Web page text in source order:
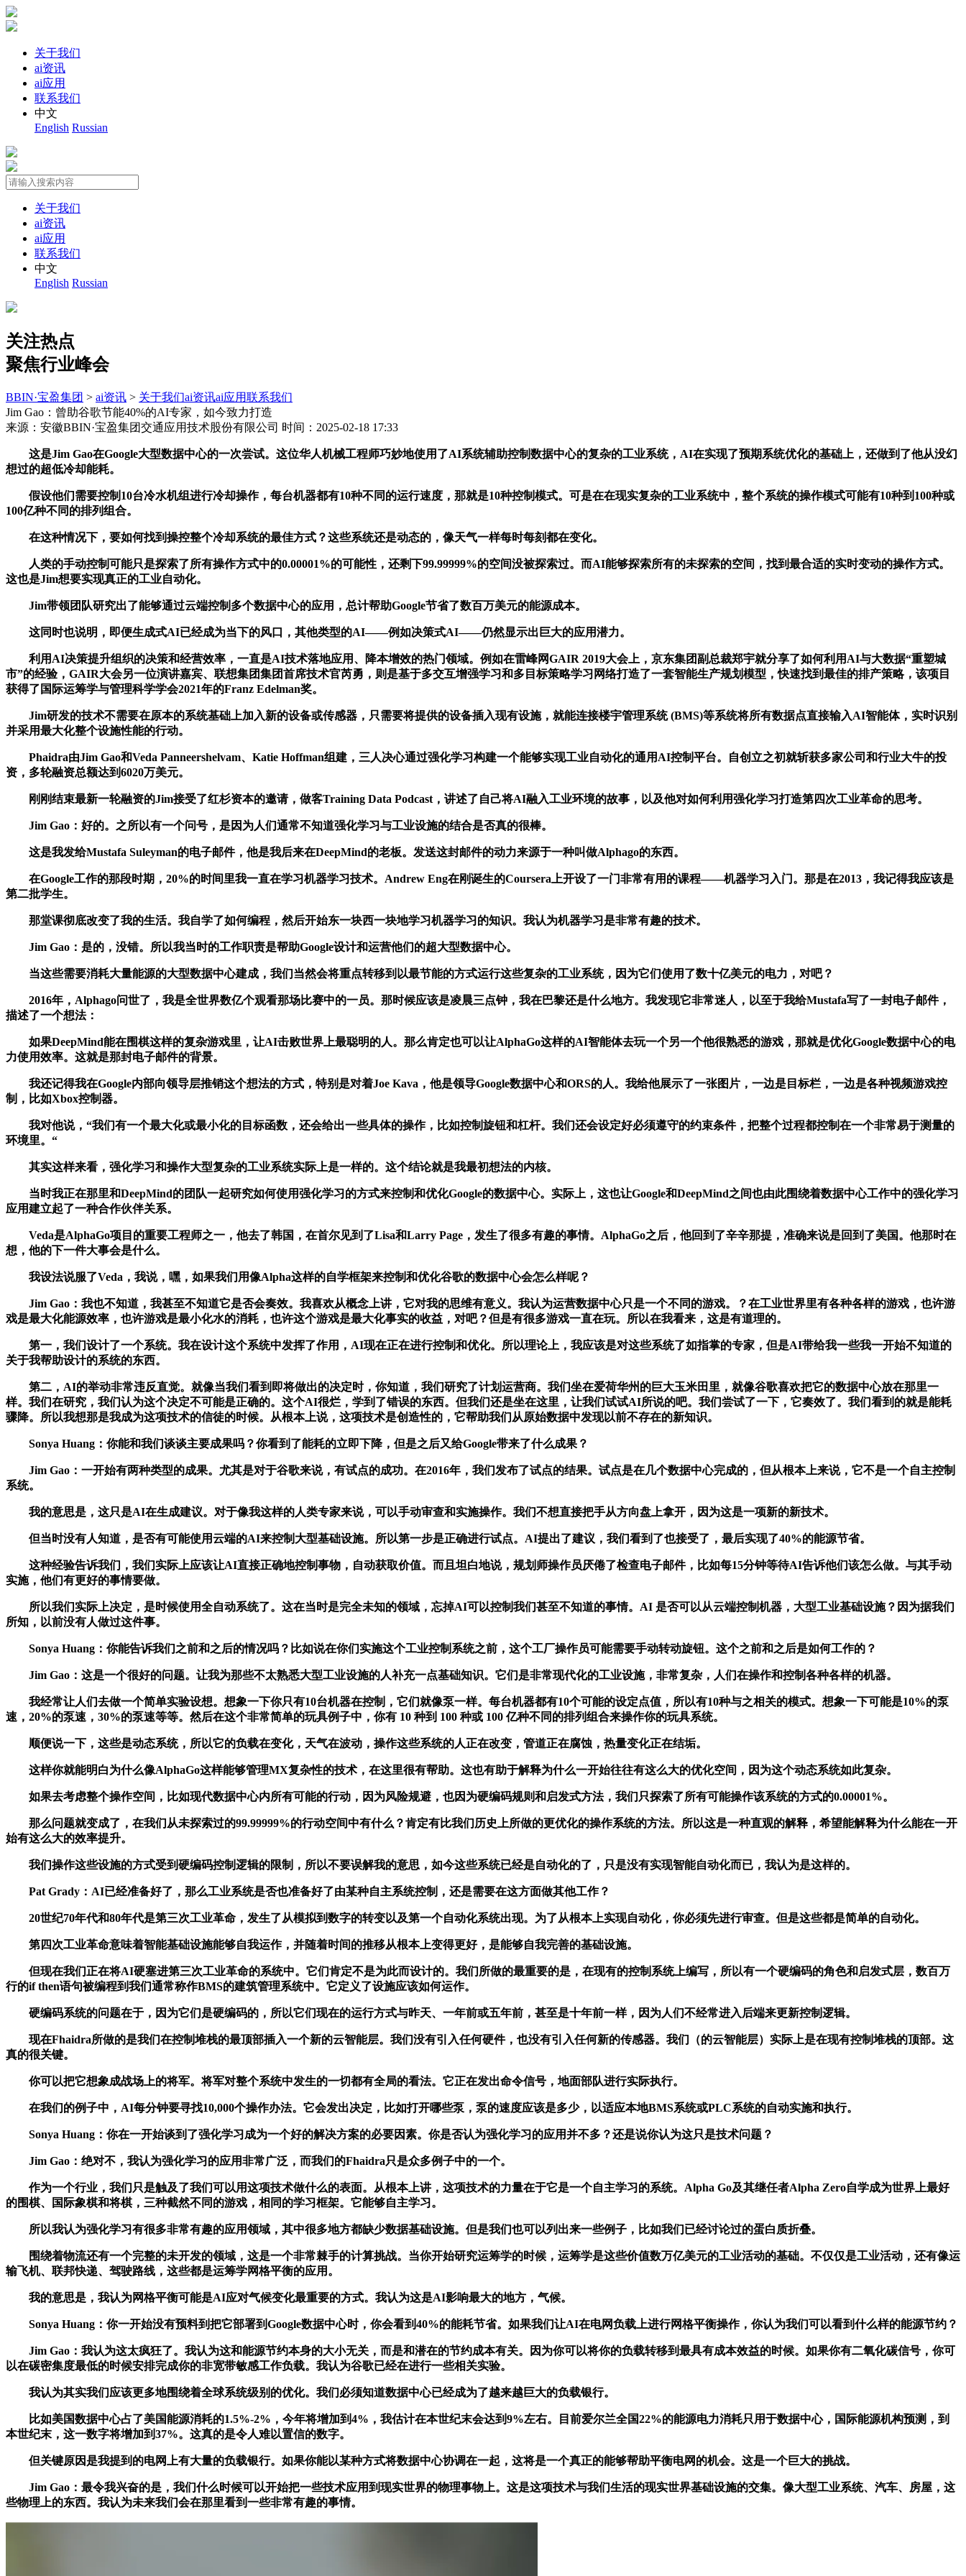
关于我们
ai资讯
ai应用
联系我们
中文
English Russian
关于我们
ai资讯
ai应用
联系我们
中文
English Russian
关注热点
聚焦行业峰会
BBIN·宝盈集团 > ai资讯 > 关于我们ai资讯ai应用联系我们
Jim Gao：曾助谷歌节能40%的AI专家，如今致力打造
来源：安徽BBIN·宝盈集团交通应用技术股份有限公司 时间：2025-02-18 17:33
这是Jim Gao在Google大型数据中心的一次尝试。这位华人机械工程师巧妙地使用了AI系统辅助控制数据中心的复杂的工业系统，AI在实现了预期系统优化的基础上，还做到了他从没幻
想过的超低冷却能耗。
假设他们需要控制10台冷水机组进行冷却操作，每台机器都有10种不同的运行速度，那就是10种控制模式。可是在在现实复杂的工业系统中，整个系统的操作模式可能有10种到100种或
100亿种不同的排列组合。
在这种情况下，要如何找到操控整个冷却系统的最佳方式？这些系统还是动态的，像天气一样每时每刻都在变化。
人类的手动控制可能只是探索了所有操作方式中的0.00001%的可能性，还剩下99.99999%的空间没被探索过。而AI能够探索所有的未探索的空间，找到最合适的实时变动的操作方式。
这也是Jim想要实现真正的工业自动化。
Jim带领团队研究出了能够通过云端控制多个数据中心的应用，总计帮助Google节省了数百万美元的能源成本。
这同时也说明，即便生成式AI已经成为当下的风口，其他类型的AI——例如决策式AI——仍然显示出巨大的应用潜力。
利用AI决策提升组织的决策和经营效率，一直是AI技术落地应用、降本增效的热门领域。例如在雷峰网GAIR 2019大会上，京东集团副总裁郑宇就分享了如何利用AI与大数据“重塑城
市”的经验，GAIR大会另一位演讲嘉宾、联想集团集团首席技术官芮勇，则是基于多交互增强学习和多目标策略学习网络打造了一套智能生产规划模型，快速找到最佳的排产策略，该项目
获得了国际运筹学与管理科学学会2021年的Franz Edelman奖。
Jim研发的技术不需要在原本的系统基础上加入新的设备或传感器，只需要将提供的设备插入现有设施，就能连接楼宇管理系统 (BMS)等系统将所有数据点直接输入AI智能体，实时识别
并采用最大化整个设施性能的行动。
Phaidra由Jim Gao和Veda Panneershelvam、Katie Hoffman组建，三人决心通过强化学习构建一个能够实现工业自动化的通用AI控制平台。自创立之初就斩获多家公司和行业大牛的投
资，多轮融资总额达到6020万美元。
刚刚结束最新一轮融资的Jim接受了红杉资本的邀请，做客Training Data Podcast，讲述了自己将AI融入工业环境的故事，以及他对如何利用强化学习打造第四次工业革命的思考。
Jim Gao：好的。之所以有一个问号，是因为人们通常不知道强化学习与工业设施的结合是否真的很棒。
这是我发给Mustafa Suleyman的电子邮件，他是我后来在DeepMind的老板。发送这封邮件的动力来源于一种叫做Alphago的东西。
在Google工作的那段时期，20%的时间里我一直在学习机器学习技术。Andrew Eng在刚诞生的Coursera上开设了一门非常有用的课程——机器学习入门。那是在2013，我记得我应该是
第二批学生。
那堂课彻底改变了我的生活。我自学了如何编程，然后开始东一块西一块地学习机器学习的知识。我认为机器学习是非常有趣的技术。
Jim Gao：是的，没错。所以我当时的工作职责是帮助Google设计和运营他们的超大型数据中心。
当这些需要消耗大量能源的大型数据中心建成，我们当然会将重点转移到以最节能的方式运行这些复杂的工业系统，因为它们使用了数十亿美元的电力，对吧？
2016年，Alphago问世了，我是全世界数亿个观看那场比赛中的一员。那时候应该是凌晨三点钟，我在巴黎还是什么地方。我发现它非常迷人，以至于我给Mustafa写了一封电子邮件，
描述了一个想法：
如果DeepMind能在围棋这样的复杂游戏里，让AI击败世界上最聪明的人。那么肯定也可以让AlphaGo这样的AI智能体去玩一个另一个他很熟悉的游戏，那就是优化Google数据中心的电
力使用效率。这就是那封电子邮件的背景。
我还记得我在Google内部向领导层推销这个想法的方式，特别是对着Joe Kava，他是领导Google数据中心和ORS的人。我给他展示了一张图片，一边是目标栏，一边是各种视频游戏控
制，比如Xbox控制器。
我对他说，“我们有一个最大化或最小化的目标函数，还会给出一些具体的操作，比如控制旋钮和杠杆。我们还会设定好必须遵守的约束条件，把整个过程都控制在一个非常易于测量的
环境里。“
其实这样来看，强化学习和操作大型复杂的工业系统实际上是一样的。这个结论就是我最初想法的内核。
当时我正在那里和DeepMind的团队一起研究如何使用强化学习的方式来控制和优化Google的数据中心。实际上，这也让Google和DeepMind之间也由此围绕着数据中心工作中的强化学习
应用建立起了一种合作伙伴关系。
Veda是AlphaGo项目的重要工程师之一，他去了韩国，在首尔见到了Lisa和Larry Page，发生了很多有趣的事情。AlphaGo之后，他回到了辛辛那提，准确来说是回到了美国。他那时在
想，他的下一件大事会是什么。
我设法说服了Veda，我说，嘿，如果我们用像Alpha这样的自学框架来控制和优化谷歌的数据中心会怎么样呢？
Jim Gao：我也不知道，我甚至不知道它是否会奏效。我喜欢从概念上讲，它对我的思维有意义。我认为运营数据中心只是一个不同的游戏。？在工业世界里有各种各样的游戏，也许游
戏是最大化能源效率，也许游戏是最小化水的消耗，也许这个游戏是最大化事实的收益，对吧？但是有很多游戏一直在玩。所以在我看来，这是有道理的。
第一，我们设计了一个系统。我在设计这个系统中发挥了作用，AI现在正在进行控制和优化。所以理论上，我应该是对这些系统了如指掌的专家，但是AI带给我一些我一开始不知道的
关于我帮助设计的系统的东西。
第二，AI的举动非常违反直觉。就像当我们看到即将做出的决定时，你知道，我们研究了计划运营商。我们坐在爱荷华州的巨大玉米田里，就像谷歌喜欢把它的数据中心放在那里一
样。我们在研究，我们认为这个决定不可能是正确的。这个AI很烂，学到了错误的东西。但我们还是坐在这里，让我们试试AI所说的吧。我们尝试了一下，它奏效了。我们看到的就是能耗
骤降。所以我想那是我成为这项技术的信徒的时候。从根本上说，这项技术是创造性的，它帮助我们从原始数据中发现以前不存在的新知识。
Sonya Huang：你能和我们谈谈主要成果吗？你看到了能耗的立即下降，但是之后又给Google带来了什么成果？
Jim Gao：一开始有两种类型的成果。尤其是对于谷歌来说，有试点的成功。在2016年，我们发布了试点的结果。试点是在几个数据中心完成的，但从根本上来说，它不是一个自主控制
系统。
我的意思是，这只是AI在生成建议。对于像我这样的人类专家来说，可以手动审查和实施操作。我们不想直接把手从方向盘上拿开，因为这是一项新的新技术。
但当时没有人知道，是否有可能使用云端的AI来控制大型基础设施。所以第一步是正确进行试点。AI提出了建议，我们看到了也接受了，最后实现了40%的能源节省。
这种经验告诉我们，我们实际上应该让AI直接正确地控制事物，自动获取价值。而且坦白地说，规划师操作员厌倦了检查电子邮件，比如每15分钟等待AI告诉他们该怎么做。与其手动
实施，他们有更好的事情要做。
所以我们实际上决定，是时候使用全自动系统了。这在当时是完全未知的领域，忘掉AI可以控制我们甚至不知道的事情。AI 是否可以从云端控制机器，大型工业基础设施？因为据我们
所知，以前没有人做过这件事。
Sonya Huang：你能告诉我们之前和之后的情况吗？比如说在你们实施这个工业控制系统之前，这个工厂操作员可能需要手动转动旋钮。这个之前和之后是如何工作的？
Jim Gao：这是一个很好的问题。让我为那些不太熟悉大型工业设施的人补充一点基础知识。它们是非常现代化的工业设施，非常复杂，人们在操作和控制各种各样的机器。
我经常让人们去做一个简单实验设想。想象一下你只有10台机器在控制，它们就像泵一样。每台机器都有10个可能的设定点值，所以有10种与之相关的模式。想象一下可能是10%的泵
速，20%的泵速，30%的泵速等等。然后在这个非常简单的玩具例子中，你有 10 种到 100 种或 100 亿种不同的排列组合来操作你的玩具系统。
顺便说一下，这些是动态系统，所以它的负载在变化，天气在波动，操作这些系统的人正在改变，管道正在腐蚀，热量变化正在结垢。
这样你就能明白为什么像AlphaGo这样能够管理MX复杂性的技术，在这里很有帮助。这也有助于解释为什么一开始往往有这么大的优化空间，因为这个动态系统如此复杂。
如果去考虑整个操作空间，比如现代数据中心内所有可能的行动，因为风险规避，也因为硬编码规则和启发式方法，我们只探索了所有可能操作该系统的方式的0.00001%。
那么问题就变成了，在我们从未探索过的99.99999%的行动空间中有什么？肯定有比我们历史上所做的更优化的操作系统的方法。所以这是一种直观的解释，希望能解释为什么能在一开
始有这么大的效率提升。
我们操作这些设施的方式受到硬编码控制逻辑的限制，所以不要误解我的意思，如今这些系统已经是自动化的了，只是没有实现智能自动化而已，我认为是这样的。
Pat Grady：AI已经准备好了，那么工业系统是否也准备好了由某种自主系统控制，还是需要在这方面做其他工作？
20世纪70年代和80年代是第三次工业革命，发生了从模拟到数字的转变以及第一个自动化系统出现。为了从根本上实现自动化，你必须先进行审查。但是这些都是简单的自动化。
第四次工业革命意味着智能基础设施能够自我运作，并随着时间的推移从根本上变得更好，是能够自我完善的基础设施。
但现在我们正在将AI硬塞进第三次工业革命的系统中。它们肯定不是为此而设计的。我们所做的最重要的是，在现有的控制系统上编写，所以有一个硬编码的角色和启发式层，数百万
行的if then语句被编程到我们通常称作BMS的建筑管理系统中。它定义了设施应该如何运作。
硬编码系统的问题在于，因为它们是硬编码的，所以它们现在的运行方式与昨天、一年前或五年前，甚至是十年前一样，因为人们不经常进入后端来更新控制逻辑。
现在Fhaidra所做的是我们在控制堆栈的最顶部插入一个新的云智能层。我们没有引入任何硬件，也没有引入任何新的传感器。我们（的云智能层）实际上是在现有控制堆栈的顶部。这
真的很关键。
你可以把它想象成战场上的将军。将军对整个系统中发生的一切都有全局的看法。它正在发出命令信号，地面部队进行实际执行。
在我们的例子中，AI每分钟要寻找10,000个操作办法。它会发出决定，比如打开哪些泵，泵的速度应该是多少，以适应本地BMS系统或PLC系统的自动实施和执行。
Sonya Huang：你在一开始谈到了强化学习成为一个好的解决方案的必要因素。你是否认为强化学习的应用并不多？还是说你认为这只是技术问题？
Jim Gao：绝对不，我认为强化学习的应用非常广泛，而我们的Fhaidra只是众多例子中的一个。
作为一个行业，我们只是触及了我们可以用这项技术做什么的表面。从根本上讲，这项技术的力量在于它是一个自主学习的系统。Alpha Go及其继任者Alpha Zero自学成为世界上最好
的围棋、国际象棋和将棋，三种截然不同的游戏，相同的学习框架。它能够自主学习。
所以我认为强化学习有很多非常有趣的应用领域，其中很多地方都缺少数据基础设施。但是我们也可以列出来一些例子，比如我们已经讨论过的蛋白质折叠。
围绕着物流还有一个完整的未开发的领域，这是一个非常棘手的计算挑战。当你开始研究运筹学的时候，运筹学是这些价值数万亿美元的工业活动的基础。不仅仅是工业活动，还有像运
输飞机、联邦快递、驾驶路线，这些都是运筹学网格平衡的应用。
我的意思是，我认为网格平衡可能是AI应对气候变化最重要的方式。我认为这是AI影响最大的地方，气候。
Sonya Huang：你一开始没有预料到把它部署到Google数据中心时，你会看到40%的能耗节省。如果我们让AI在电网负载上进行网格平衡操作，你认为我们可以看到什么样的能源节约？
Jim Gao：我认为这太疯狂了。我认为这和能源节约本身的大小无关，而是和潜在的节约成本有关。因为你可以将你的负载转移到最具有成本效益的时候。如果你有二氧化碳信号，你可
以在碳密集度最低的时候安排完成你的非宽带敏感工作负载。我认为谷歌已经在进行一些相关实验。
我认为其实我们应该更多地围绕着全球系统级别的优化。我们必须知道数据中心已经成为了越来越巨大的负载银行。
比如美国数据中心占了美国能源消耗的1.5%-2%，今年将增加到4%，我估计在本世纪末会达到9%左右。目前爱尔兰全国22%的能源电力消耗只用于数据中心，国际能源机构预测，到
本世纪末，这一数字将增加到37%。这真的是令人难以置信的数字。
但关键原因是我提到的电网上有大量的负载银行。如果你能以某种方式将数据中心协调在一起，这将是一个真正的能够帮助平衡电网的机会。这是一个巨大的挑战。
Jim Gao：最令我兴奋的是，我们什么时候可以开始把一些技术应用到现实世界的物理事物上。这是这项技术与我们生活的现实世界基础设施的交集。像大型工业系统、汽车、房屋，这
些物理上的东西。我认为未来我们会在那里看到一些非常有趣的事情。